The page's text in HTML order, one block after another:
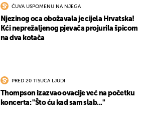
ČUVA USPOMENU NA NJEGA
Njezinog oca obožavala je cijela Hrvatska!
Kći neprežaljenog pjevača projurila špicom
na dva kotača
PRED 20 TISUĆA LJUDI
Thompson izazvao ovacije već na početku
koncerta: "Što ću kad sam slab..."